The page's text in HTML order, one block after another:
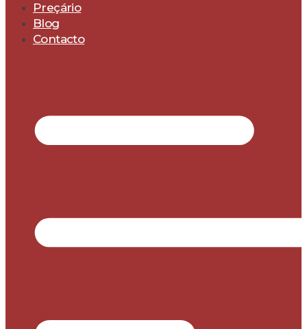
Preçário
Blog
Contacto